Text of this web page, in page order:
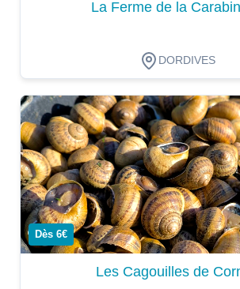
La Ferme de la
DORDIVES
Dégustation
Dès 6€
Les Cagouilles de